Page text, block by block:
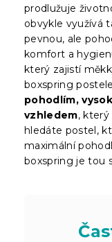
prodlužuje
obvykle využívá
pevnou, ale
komfort a
který zajistí
boxspring
pohodlím,
vzhledem, který
hledáte postel,
maximální
boxspring je tou